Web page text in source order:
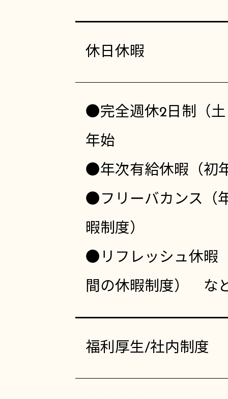
休日休暇
●完全週休2日制（
年始
●年次有給休暇（初
●フリーバカンス（
暇制度）
●リフレッシュ休暇
間の休暇制度） な
福利厚生/社内制度